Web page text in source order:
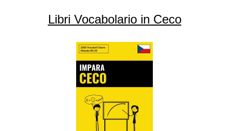
Libri Vocabolario in Ceco